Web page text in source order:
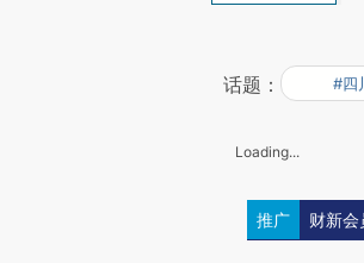
话题： #四
Loading...
推广 财新会